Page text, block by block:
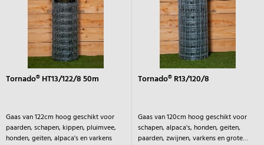
Tornado® HT13/122/8 50m
Gaas van 122cm hoog geschikt voor
paarden, schapen, kippen, pluimvee,
honden, geiten, alpaca's en varkens
Tornado® R13/120/8
Gaas van 120cm hoog geschikt voor
schapen, alpaca's, honden, geiten,
paarden, zwijnen, varkens en grote